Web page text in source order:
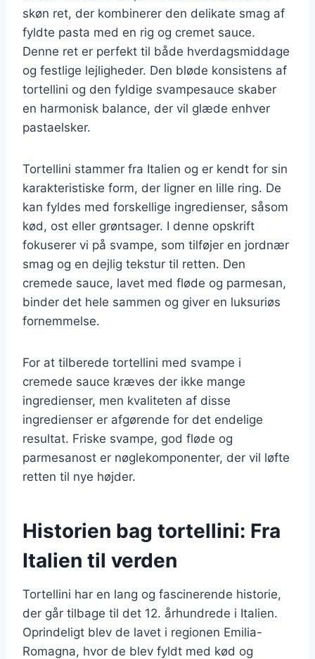
skøn ret, der kombinerer den delikate smag af
fyldte pasta med en rig og cremet sauce.
Denne ret er perfekt til både hverdagsmiddage
og festlige lejligheder. Den bløde konsistens af
tortellini og den fyldige svampesauce skaber
en harmonisk balance, der vil glæde enhver
pastaelsker.
Tortellini stammer fra Italien og er kendt for sin
karakteristiske form, der ligner en lille ring. De
kan fyldes med forskellige ingredienser, såsom
kød, ost eller grøntsager. I denne opskrift
fokuserer vi på svampe, som tilføjer en jordnær
smag og en dejlig tekstur til retten. Den
cremede sauce, lavet med fløde og parmesan,
binder det hele sammen og giver en luksuriøs
fornemmelse.
For at tilberede tortellini med svampe i
cremede sauce kræves der ikke mange
ingredienser, men kvaliteten af disse
ingredienser er afgørende for det endelige
resultat. Friske svampe, god fløde og
parmesanost er nøglekomponenter, der vil løfte
retten til nye højder.
Historien bag tortellini: Fra
Italien til verden
Tortellini har en lang og fascinerende historie,
der går tilbage til det 12. århundrede i Italien.
Oprindeligt blev de lavet i regionen Emilia-
Romagna, hvor de blev fyldt med kød og